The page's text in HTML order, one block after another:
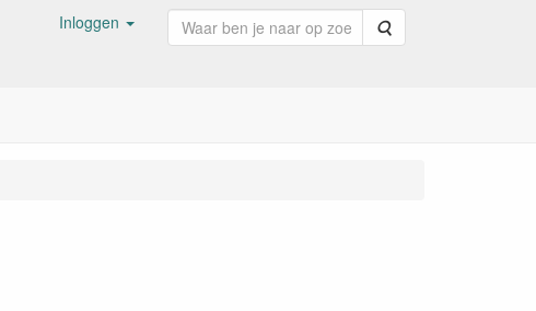
Inloggen Zoeken